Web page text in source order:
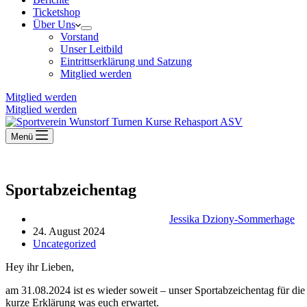
Ticketshop
Über Uns
Vorstand
Unser Leitbild
Eintrittserklärung und Satzung
Mitglied werden
Mitglied werden
Mitglied werden
Menü
Sportabzeichentag
Jessika Dziony-Sommerhage
24. August 2024
Uncategorized
Hey ihr Lieben,
am 31.08.2024 ist es wieder soweit – unser Sportabzeichentag für
kurze Erklärung was euch erwartet.